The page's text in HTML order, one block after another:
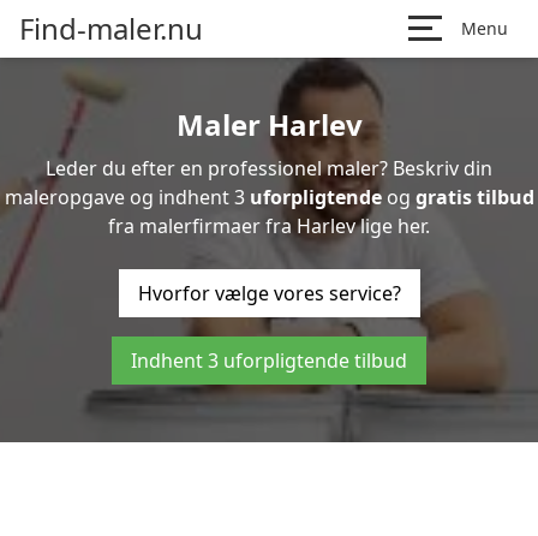
Find-maler.nu Menu
Maler Harlev
Leder du efter en professionel maler? Beskriv din
maleropgave og indhent 3 uforpligtendeog gratis tilbud
fra malerfirmaer fra Harlev lige her.
Hvorfor vælge vores service?
Indhent 3 uforpligtende tilbud